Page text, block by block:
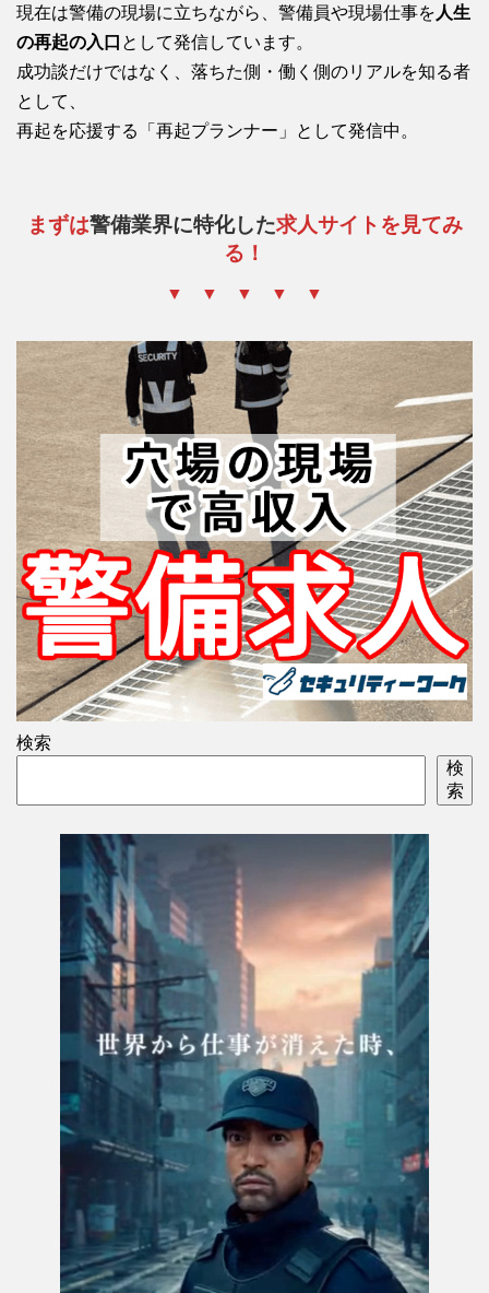
現在は警備の現場に立ちながら、警備員や現場仕事を 人生
の再起の入口 として発信しています。
成功談だけではなく、落ちた側・働く側のリアルを知る者
として、
再起を応援する「再起プランナー」として発信中。
まずは警備業界に特化した求人サイトを見てみ
る！
▼ ▼ ▼ ▼ ▼
検索
検
索